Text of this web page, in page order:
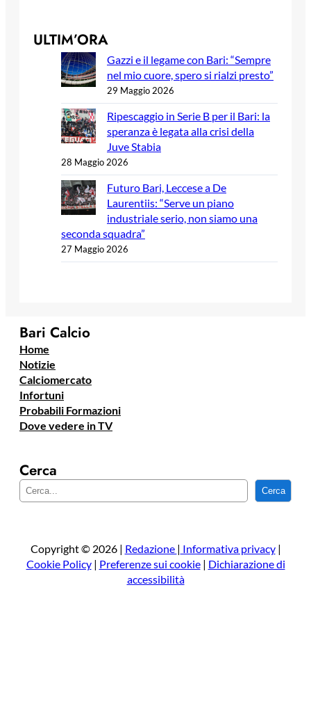
ULTIM’ORA
Gazzi e il legame con Bari: “Sempre
nel mio cuore, spero si rialzi presto”
29 Maggio 2026
Ripescaggio in Serie B per il Bari: la
speranza è legata alla crisi della
Juve Stabia
28 Maggio 2026
Futuro Bari, Leccese a De
Laurentiis: “Serve un piano
industriale serio, non siamo una
seconda squadra”
27 Maggio 2026
Bari Calcio
Home
Notizie
Calciomercato
Infortuni
Probabili Formazioni
Dove vedere in TV
Cerca
e
a
Cerca
Copyright © 2026 | Redazione | Informativa privacy|
Cookie Policy| Preferenze sui cookie| Dichiarazione di
accessibilità